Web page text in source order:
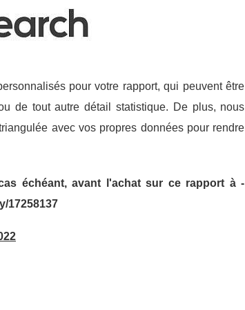
pour votre rapport, qui peuvent être
de tout autre détail statistique. De plus, nous
avec vos propres données pour rendre
échéant, avant l'achat sur ce rapport à -
17258137